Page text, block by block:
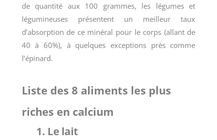
de quantité aux 100 grammes, les légumes et
légumineuses présentent un meilleur taux
d’absorption de ce minéral pour le corps (allant de
40 à 60%), à quelques exceptions près comme
l’épinard.
Liste des 8 aliments les plus
riches en calcium
1. Le lait